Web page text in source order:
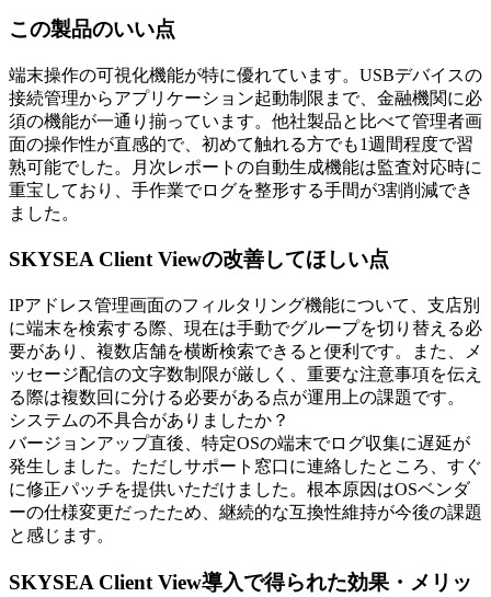
この製品のいい点
端末操作の可視化機能が特に優れています。USBデバイスの
接続管理からアプリケーション起動制限まで、金融機関に必
須の機能が一通り揃っています。他社製品と比べて管理者画
面の操作性が直感的で、初めて触れる方でも1週間程度で習
熟可能でした。月次レポートの自動生成機能は監査対応時に
重宝しており、手作業でログを整形する手間が3割削減でき
ました。
SKYSEA Client Viewの改善してほしい点
IPアドレス管理画面のフィルタリング機能について、支店別
に端末を検索する際、現在は手動でグループを切り替える必
要があり、複数店舗を横断検索できると便利です。また、メ
ッセージ配信の文字数制限が厳しく、重要な注意事項を伝え
る際は複数回に分ける必要がある点が運用上の課題です。
システムの不具合がありましたか？
バージョンアップ直後、特定OSの端末でログ収集に遅延が
発生しました。ただしサポート窓口に連絡したところ、すぐ
に修正パッチを提供いただけました。根本原因はOSベンダ
ーの仕様変更だったため、継続的な互換性維持が今後の課題
と感じます。
SKYSEA Client View導入で得られた効果・メリッ